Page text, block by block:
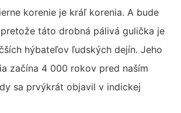
korenie je kráľ korenia. A bude
táto drobná pálivá gulička je
hýbateľov ľudských dejín. Jeho
začína 4 000 rokov pred naším
sa prvýkrát objavil v indickej